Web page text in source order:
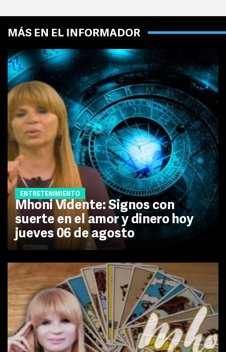
MÁS EN EL INFORMADOR
ENTRETENIMIENTO
Mhoni Vidente: Signos con
suerte en el amor y dinero hoy
jueves 06 de agosto